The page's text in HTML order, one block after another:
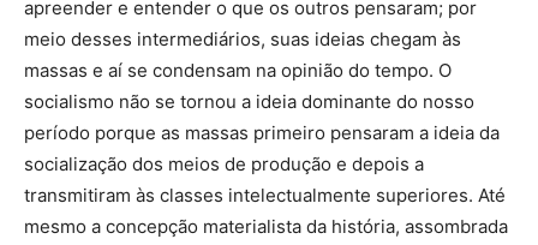
apreender e entender o que os outros pensaram; por
meio desses intermediários, suas ideias chegam às
massas e aí se condensam na opinião do tempo. O
socialismo não se tornou a ideia dominante do nosso
período porque as massas primeiro pensaram a ideia da
socialização dos meios de produção e depois a
transmitiram às classes intelectualmente superiores. Até
mesmo a concepção materialista da história, assombrada